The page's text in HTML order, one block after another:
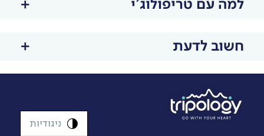
למה עם טריפולוג'י
חשוב לדעת
ניגודיות